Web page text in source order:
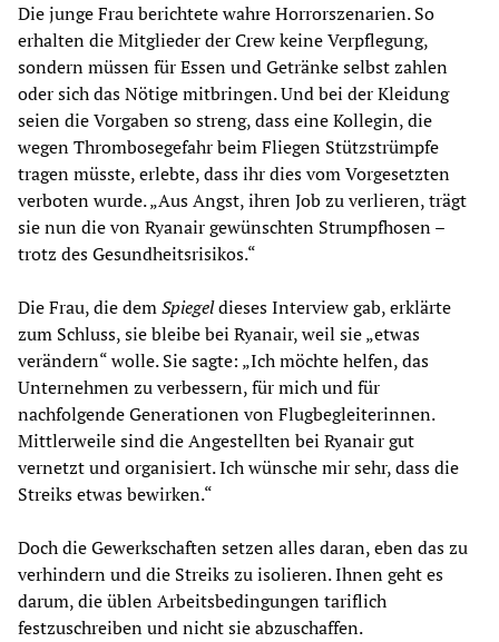
Die junge Frau berichtete wahre Horrorszenarien. So
erhalten die Mitglieder der Crew keine Verpflegung,
sondern müssen für Essen und Getränke selbst zahlen
oder sich das Nötige mitbringen. Und bei der Kleidung
seien die Vorgaben so streng, dass eine Kollegin, die
wegen Thrombosegefahr beim Fliegen Stützstrümpfe
tragen müsste, erlebte, dass ihr dies vom Vorgesetzten
verboten wurde. „Aus Angst, ihren Job zu verlieren, trägt
sie nun die von Ryanair gewünschten Strumpfhosen –
trotz des Gesundheitsrisikos.“
Die Frau, die demSpiegeldieses Interview gab, erklärte
zum Schluss, sie bleibe bei Ryanair, weil sie „etwas
verändern“ wolle. Sie sagte: „Ich möchte helfen, das
Unternehmen zu verbessern, für mich und für
nachfolgende Generationen von Flugbegleiterinnen.
Mittlerweile sind die Angestellten bei Ryanair gut
vernetzt und organisiert. Ich wünsche mir sehr, dass die
Streiks etwas bewirken.“
Doch die Gewerkschaften setzen alles daran, eben das zu
verhindern und die Streiks zu isolieren. Ihnen geht es
darum, die üblen Arbeitsbedingungen tariflich
festzuschreiben und nicht sie abzuschaffen.